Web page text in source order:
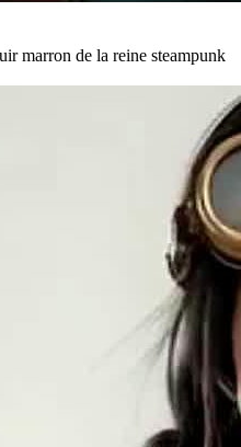
marron de la reine steampunk